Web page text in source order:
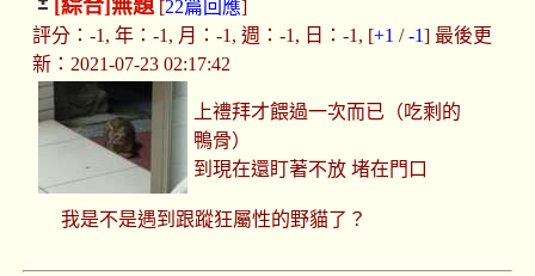
[綜合]無題[22篇回應]
評分：-1, 年：-1, 月：-1, 週：-1, 日：-1, [+1 /-1] 最後更
新：2021-07-23 02:17:42
上禮拜才餵過一次而已（吃剩的
鴨骨）
到現在還盯著不放 堵在門口
我是不是遇到跟蹤狂屬性的野貓了？